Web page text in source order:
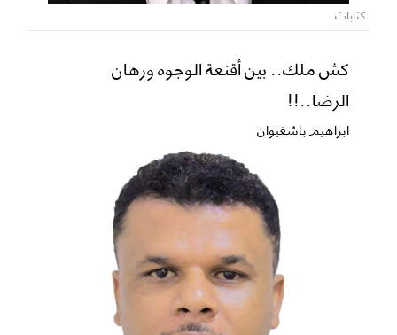
كتابات
كش ملك.. بين أقنعة الوجوه ورهان
الرضا..!!
ابراهيم باشغيوان